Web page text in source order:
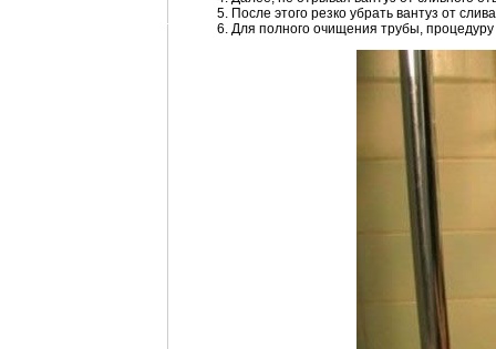
После этого резко убрать вантуз от
Для полного очищения трубы,